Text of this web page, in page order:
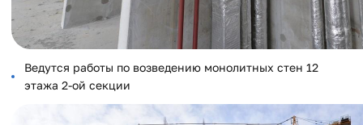
Ведутся работы по возведению монолитных стен 12
этажа 2-ой секции